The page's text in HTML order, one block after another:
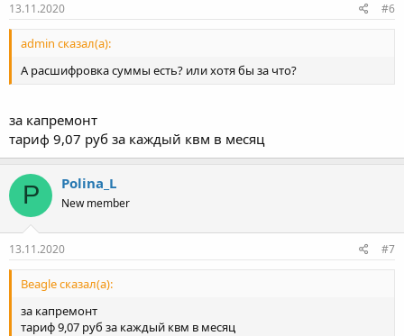
13.11.2020 #6
admin сказал(а):
А расшифровка суммы есть? или хотя бы за что?
за капремонт
тариф 9,07 руб за каждый квм в месяц
P Polina_L
New member
13.11.2020 #7
Beagle сказал(а):
за капремонт
тариф 9,07 руб за каждый квм в месяц